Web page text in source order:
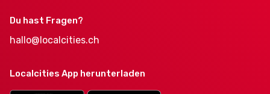
Du hast Fragen?
hallo@localcities.ch
Localcities App herunterladen